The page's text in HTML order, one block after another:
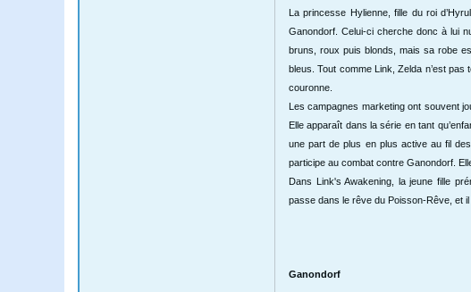
La princesse Hylienne, fille du roi
Ganondorf. Celui-ci cherche donc à lui
bruns, roux puis blonds, mais sa robe
bleus. Tout comme Link, Zelda n’est
couronne.
Les campagnes marketing ont souvent
Elle apparaît dans la série en tant
une part de plus en plus active au fil
participe au combat contre Ganondorf.
Dans Link's Awakening, la jeune fille
passe dans le rêve du Poisson-Rêve, et
Ganondorf